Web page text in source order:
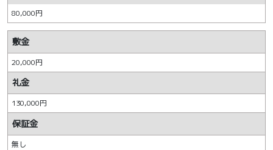
80,000円
敷金
20,000円
礼金
130,000円
保証金
無し